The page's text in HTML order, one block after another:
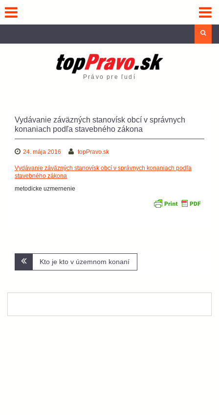
content
Právo pre ľudí
Vydávanie záväzných stanovísk obcí v správnych
konaniach podľa stavebného zákona
24. mája 2016 topPravo.sk
Vydávanie záväzných stanovísk obcí v správnych konaniach podľa
stavebného zákona
metodicke uzmernenie
Navigácia
v
Kto je kto v územnom konaní